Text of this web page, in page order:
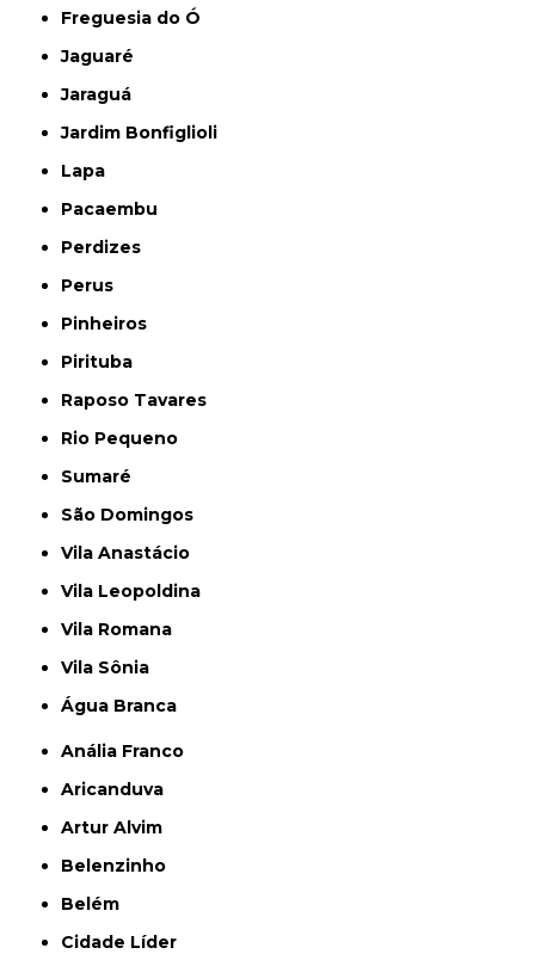
Freguesia do Ó
Jaguaré
Jaraguá
Jardim Bonfiglioli
Lapa
Pacaembu
Perdizes
Perus
Pinheiros
Pirituba
Raposo Tavares
Rio Pequeno
Sumaré
São Domingos
Vila Anastácio
Vila Leopoldina
Vila Romana
Vila Sônia
Água Branca
Anália Franco
Aricanduva
Artur Alvim
Belenzinho
Belém
Cidade Líder